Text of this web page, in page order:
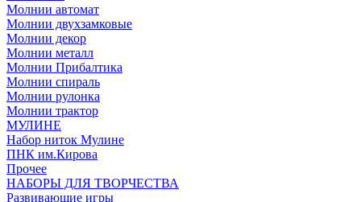
Молнии автомат
Молнии двухзамковые
Молнии декор
Молнии металл
Молнии Прибалтика
Молнии спираль
Молнии рулонка
Молнии трактор
МУЛИНЕ
Набор ниток Мулине
ПНК им.Кирова
Прочее
НАБОРЫ ДЛЯ ТВОРЧЕСТВА
Развивающие игры